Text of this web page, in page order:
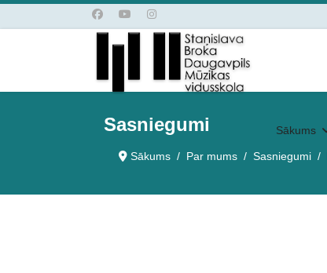
Sākums
Sasniegumi
Sākums Par mums Sasniegumi